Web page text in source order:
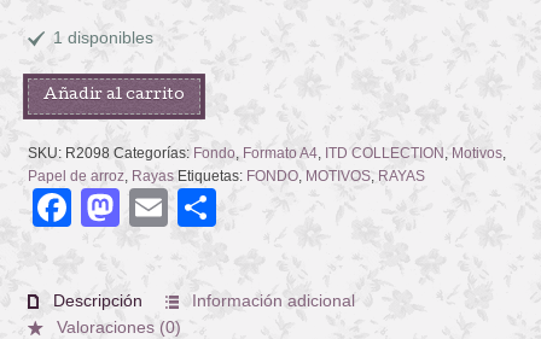
1 disponibles
BAROQUE
STRIPES
CREAM
cantidad
Añadir al carrito
SKU: R2098 Categorías: Fondo Formato A4, ITD COLLECTION Motivos,
Papel de arroz, Rayas Etiquetas: FONDO, MOTIVOS, RAYAS
Facebook
Mastodon
EmailCompartir
Descripción
Información adicional
Valoraciones (0)